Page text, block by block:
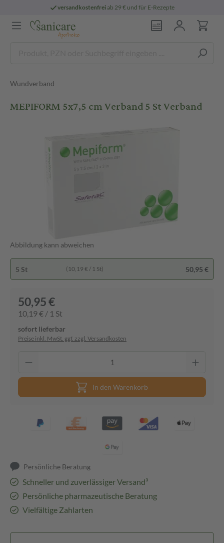
versandkostenfreiab 29 € und für E-Rezepte
Wundverband
MEPIFORM 5x7,5 cm Verband 5 St Verband
Abbildung kann abweichen
5 St (10,19 € / 1 St) 50,95 €
50,95 €
10,19 € / 1 St
sofort lieferbar
Preise inkl. MwSt. ggf. zzgl. Versandkosten
In den Warenkorb
Persönliche Beratung
Schneller und zuverlässiger Versand³
Persönliche pharmazeutische Beratung
Vielfältige Zahlarten